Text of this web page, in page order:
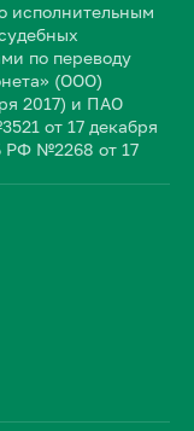
исполнительным
по переводу
(ООО)
2017) и ПАО
от 17 декабря
РФ №2268 от 17